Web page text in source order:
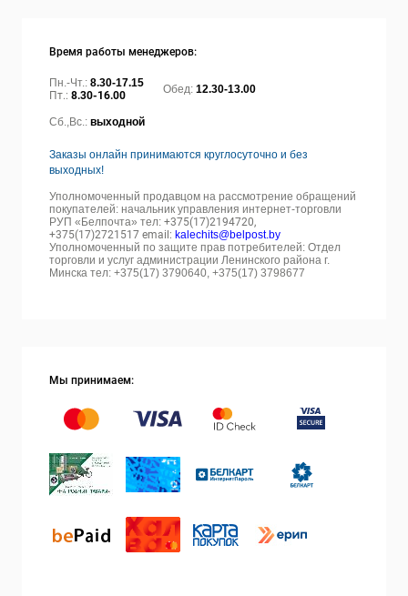
Время работы менеджеров:
Пн.-Чт.: 8.30-17.15
Пт.: 8.30-16.00 Обед: 12.30-13.00
Сб.,Вс.: выходной
Заказы онлайн принимаются круглосуточно и без
выходных!
Уполномоченный продавцом на рассмотрение обращений
покупателей: начальник управления интернет-торговли
РУП «Белпочта» тел: +375(17)2194720,
+375(17)2721517 email: kalechits@belpost.by
Уполномоченный по защите прав потребителей: Отдел
торговли и услуг администрации Ленинского района г.
Минска тел: +375(17) 3790640, +375(17) 3798677
Мы принимаем: